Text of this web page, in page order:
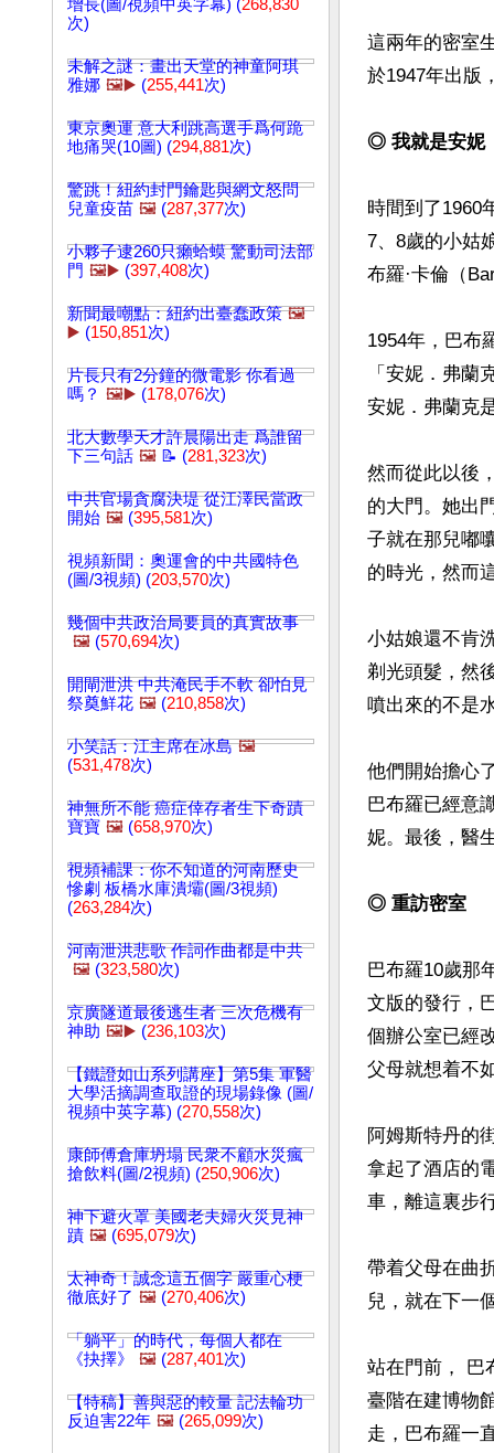
增長(圖/視頻中英字幕) (268,830
次)
未解之謎：畫出天堂的神童阿琪
雅娜 🖼️▶️ (255,441次)
東京奧運 意大利跳高選手爲何跪
地痛哭(10圖) (294,881次)
驚跳！紐約封門鑰匙與網文怒問
兒童疫苗 🖼️ (287,377次)
小夥子逮260只癩蛤蟆 驚動司法部
門 🖼️▶️ (397,408次)
新聞最嘲點：紐約出臺蠢政策 🖼️
▶️ (150,851次)
片長只有2分鐘的微電影 你看過
嗎？ 🖼️▶️ (178,076次)
北大數學天才許晨陽出走 爲誰留
下三句話 🖼️ 📝 (281,323次)
中共官場貪腐決堤 從江澤民當政
開始 🖼️ (395,581次)
視頻新聞：奧運會的中共國特色
(圖/3視頻) (203,570次)
幾個中共政治局要員的真實故事
🖼️ (570,694次)
開閘泄洪 中共淹民手不軟 卻怕見
祭奠鮮花 🖼️ (210,858次)
小笑話：江主席在冰島 🖼️
(531,478次)
神無所不能 癌症倖存者生下奇蹟
寶寶 🖼️ (658,970次)
視頻補課：你不知道的河南歷史
慘劇 板橋水庫潰壩(圖/3視頻)
(263,284次)
河南泄洪悲歌 作詞作曲都是中共
🖼️ (323,580次)
京廣隧道最後逃生者 三次危機有
神助 🖼️▶️ (236,103次)
【鐵證如山系列講座】第5集 軍醫
大學活摘調查取證的現場錄像 (圖/
視頻中英字幕) (270,558次)
康師傅倉庫坍塌 民衆不顧水災瘋
搶飲料(圖/2視頻) (250,906次)
神下避火罩 美國老夫婦火災見神
蹟 🖼️ (695,079次)
太神奇！誠念這五個字 嚴重心梗
徹底好了 🖼️ (270,406次)
「躺平」的時代，每個人都在
《抉擇》
🖼️ (287,401次)
【特稿】善與惡的較量 記法輪功
反迫害22年 🖼️ (265,099次)
這兩年的密室
於1947年出版
◎ 我就是安妮
時間到了1960
7、8歲的小姑
布羅·卡倫（
1954年，巴布
「安妮．弗
安妮．弗蘭克
然而從此以後
的大門。她出
子就在那兒嘟
的時光，然而
小姑娘還不肯
剃光頭髮，然
噴出來的不是
他們開始擔心
巴布羅已經意
妮。最後，醫
◎ 重訪密室
巴布羅10歲那
文版的發行，
個辦公室已經
父母就想着不
阿姆斯特丹的
拿起了酒店的
車，離這裏步
帶着父母在曲
兒，就在下一
站在門前， 巴
臺階在建博物
走，巴布羅一